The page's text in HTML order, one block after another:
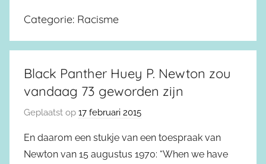
Categorie: Racisme
Black Panther Huey P. Newton zou
vandaag 73 geworden zijn
Geplaatst op 17 februari 2015
En daarom een stukje van een toespraak van
Newton van 15 augustus 1970: “When we have